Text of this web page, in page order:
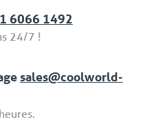
6066 1492
24/7 !
sales@coolworld-